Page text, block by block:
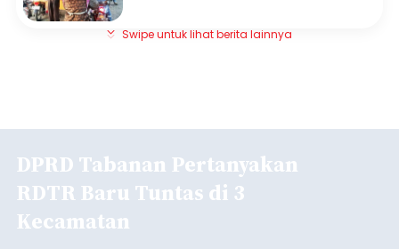
Swipe untuk lihat berita lainnya
DPRD Tabanan Pertanyakan
RDTR Baru Tuntas di 3
Kecamatan